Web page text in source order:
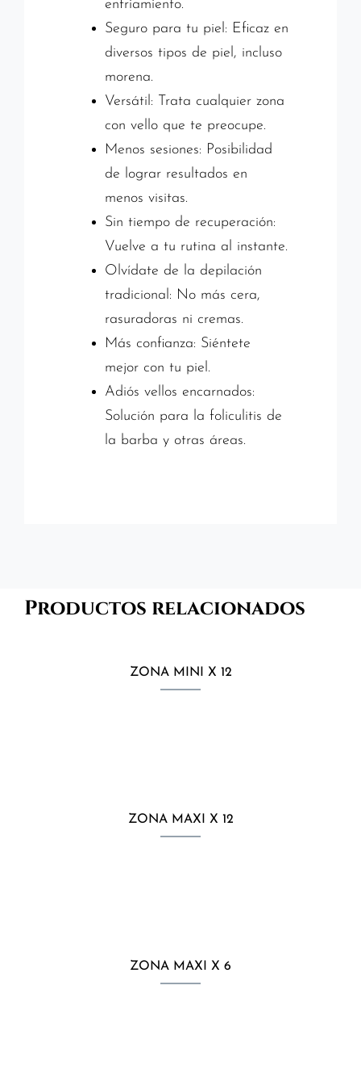
enfriamiento.
Seguro para tu piel: Eficaz en
diversos tipos de piel, incluso
morena.
Versátil: Trata cualquier zona
con vello que te preocupe.
Menos sesiones: Posibilidad
de lograr resultados en
menos visitas.
Sin tiempo de recuperación:
Vuelve a tu rutina al instante.
Olvídate de la depilación
tradicional: No más cera,
rasuradoras ni cremas.
Más confianza: Siéntete
mejor con tu piel.
Adiós vellos encarnados:
Solución para la foliculitis de
la barba y otras áreas.
Productos relacionados
ZONA MINI X 12
ZONA MAXI X 12
ZONA MAXI X 6